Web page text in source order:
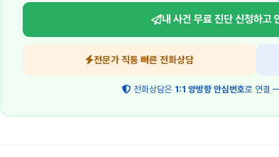
내 사건 무료 진단 신청하고
전문가 직통 빠른 전화상담
전화상담은 1:1 양방향 안심번호로 연결